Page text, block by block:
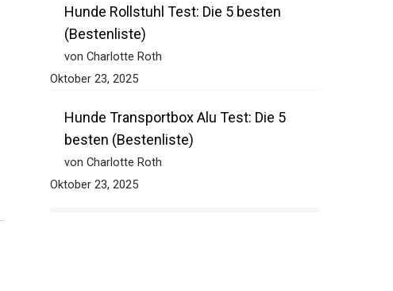
Hunde Rollstuhl Test: Die 5 besten
(Bestenliste)
von Charlotte Roth
Oktober 23, 2025
Hunde Transportbox Alu Test: Die 5
besten (Bestenliste)
von Charlotte Roth
Oktober 23, 2025